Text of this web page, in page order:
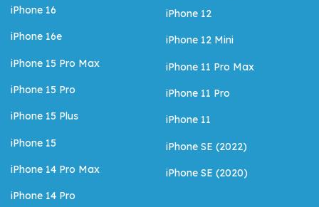
iPhone 16
iPhone 16e
iPhone 15 Pro Max
iPhone 15 Pro
iPhone 15 Plus
iPhone 15
iPhone 14 Pro Max
iPhone 14 Pro
iPhone 12
iPhone 12 Mini
iPhone 11 Pro Max
iPhone 11 Pro
iPhone 11
iPhone SE (2022)
iPhone SE (2020)